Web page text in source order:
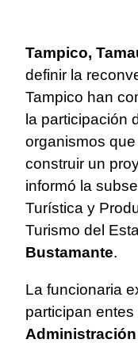
Tampico,
definir la
Tampico han
la participación
organismos
construir un
informó la
Turística y
Turismo del
Bustamante.
La funcionaria
participan